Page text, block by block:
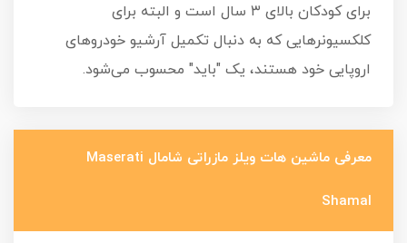
برای کودکان بالای ۳ سال است و البته برای
کلکسیونرهایی که به دنبال تکمیل آرشیو خودروهای
اروپایی خود هستند، یک "باید" محسوب می‌شود.
معرفی ماشین هات ویلز مازراتی شامال Maserati
Shamal